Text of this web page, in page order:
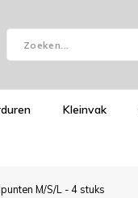
Kleinvak
M/S/L - 4 stuks